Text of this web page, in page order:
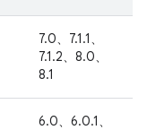
7.0、7.1.1、
7.1.2、8.0、
8.1
6.0、6.0.1、